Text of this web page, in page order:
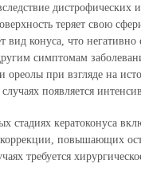
дистрофических
теряет свою
вид конуса, что негативно
симптомам
ореолы при взгляде на
появляется
стадиях кератоконуса
коррекции, повышающих
требуется